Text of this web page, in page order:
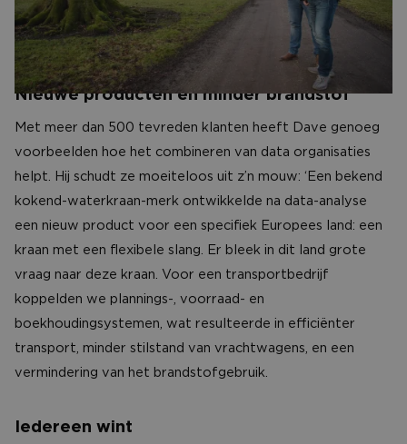
komen tot nieuwe inzichten als de wondere wereld van
data voor ze opengaat.’
Nieuwe producten en minder brandstof
Met meer dan 500 tevreden klanten heeft Dave genoeg
voorbeelden hoe het combineren van data organisaties
helpt. Hij schudt ze moeiteloos uit z’n mouw: ‘Een bekend
kokend-waterkraan-merk ontwikkelde na data-analyse
een nieuw product voor een specifiek Europees land: een
kraan met een flexibele slang. Er bleek in dit land grote
vraag naar deze kraan. Voor een transportbedrijf
koppelden we plannings-, voorraad- en
boekhoudingsystemen, wat resulteerde in efficiënter
transport, minder stilstand van vrachtwagens, en een
vermindering van het brandstofgebruik.
Iedereen wint